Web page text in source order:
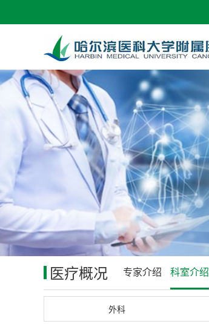
医疗概况 专家介绍 科室介绍
外科